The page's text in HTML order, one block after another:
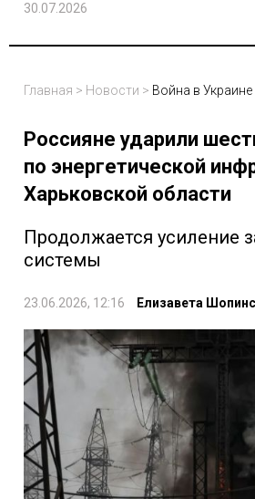
30.07.2026
Главная > Новости > Война в Украине
Россияне ударили
по энергетической
Харьковской области
Продолжается усиление
системы
23.06.2026, 12:16 Елизавета